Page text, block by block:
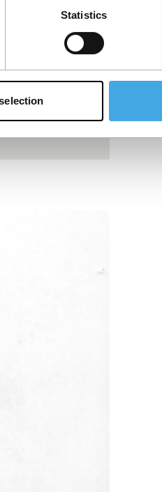
Statistics